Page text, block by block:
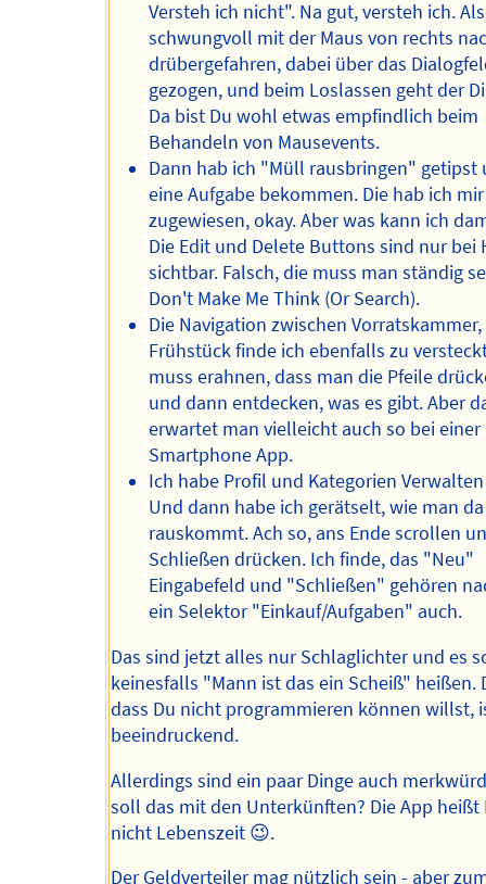
Versteh ich nicht". Na gut, versteh ich.
schwungvoll mit der Maus von rechts
drübergefahren, dabei über das
gezogen, und beim Loslassen geht der
Da bist Du wohl etwas empfindlich beim
Behandeln von Mausevents.
Dann hab ich "Müll rausbringen" getipst
eine Aufgabe bekommen. Die hab ich mir
zugewiesen, okay. Aber was kann ich
Die Edit und Delete Buttons sind nur bei
sichtbar. Falsch, die muss man ständig
Don't Make Me Think (Or Search).
Die Navigation zwischen Vorratskammer,
Frühstück finde ich ebenfalls zu
muss erahnen, dass man die Pfeile
und dann entdecken, was es gibt. Aber
erwartet man vielleicht auch so bei einer
Smartphone App.
Ich habe Profil und Kategorien
Und dann habe ich gerätselt, wie man
rauskommt. Ach so, ans Ende scrollen
Schließen drücken. Ich finde, das "Neu"
Eingabefeld und "Schließen" gehören
ein Selektor "Einkauf/Aufgaben" auch.
Das sind jetzt alles nur Schlaglichter und es
keinesfalls "Mann ist das ein Scheiß" heißen.
dass Du nicht programmieren können willst,
beeindruckend.
Allerdings sind ein paar Dinge auch
soll das mit den Unterkünften? Die App heißt
nicht Lebenszeit 😉.
Der Geldverteiler mag nützlich sein - aber